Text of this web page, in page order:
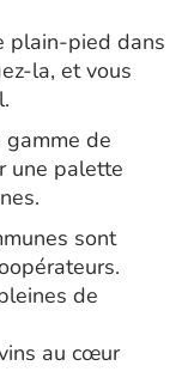
plain-pied dans
la, et vous
de
une palette
sont
de
au cœur